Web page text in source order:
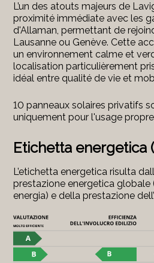
L’un des atouts majeurs de
proximité immédiate avec les
d'Allaman, permettant de
Lausanne ou Genève. Cette
un environnement calme et
localisation particulièrement
idéal entre qualité de vie et
10 panneaux solaires privatifs
uniquement pour l'usage
Etichetta energetica
L’etichetta energetica risulta
prestazione energetica
energia) e della prestazione